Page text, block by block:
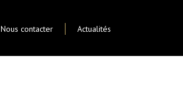
Nous contacter Actualités